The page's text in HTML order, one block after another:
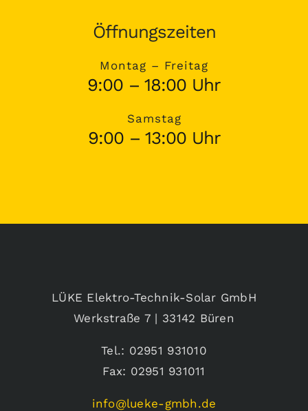
Öffnungszeiten
Montag – Freitag
9:00 – 18:00 Uhr
Samstag
9:00 – 13:00 Uhr
LÜKE Elektro-Technik-Solar GmbH
Werkstraße 7 | 33142 Büren
Tel.: 02951 931010
Fax: 02951 931011
info@lueke-gmbh.de